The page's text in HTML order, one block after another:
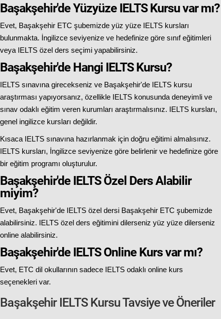
Başakşehir'de Yüzyüze IELTS Kursu var mı?
Evet, Başakşehir ETC şubemizde yüz yüze IELTS kursları
bulunmakta. İngilizce seviyenize ve hedefinize göre sınıf eğitimleri
veya IELTS özel ders seçimi yapabilirsiniz.
Başakşehir'de Hangi IELTS Kursu?
IELTS sınavına girecekseniz ve Başakşehir'de IELTS kursu
araştırması yapıyorsanız, özellikle IELTS konusunda deneyimli ve
sınav odaklı eğitim veren kurumları araştırmalısınız. IELTS kursları,
genel ingilizce kursları değildir.
Kısaca IELTS sınavına hazırlanmak için doğru eğitimi almalısınız.
IELTS kursları, İngilizce seviyenize göre belirlenir ve hedefinize göre
bir eğitim programı oluşturulur.
Başakşehir'de IELTS Özel Ders Alabilir
miyim?
Evet, Başakşehir'de IELTS özel dersi Başakşehir ETC şubemizde
alabilirsiniz. IELTS özel ders eğitimini dilerseniz yüz yüze dilerseniz
online alabilirsiniz.
Başakşehir'de IELTS Online Kurs var mı?
Evet, ETC dil okullarının sadece IELTS odaklı online kurs
seçenekleri var.
Başakşehir IELTS Kursu Tavsiye ve Öneriler